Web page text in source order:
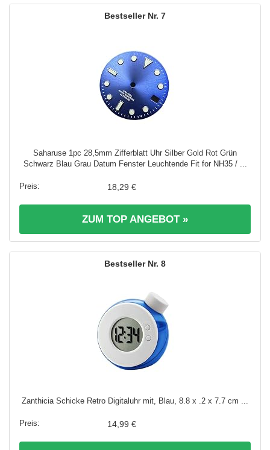
7
Saharuse 1pc 28,5mm Zifferblatt Uhr Silber Gold Rot Grün
Schwarz Blau Grau Datum Fenster Leuchtende Fit for NH35 / ...
18,29 €
ZUM TOP ANGEBOT »
8
Zanthicia Schicke Retro Digitaluhr mit, Blau, 8.8 x .2 x 7.7 cm ...
14,99 €